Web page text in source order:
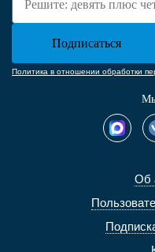
Об
Политика в отношении обработки